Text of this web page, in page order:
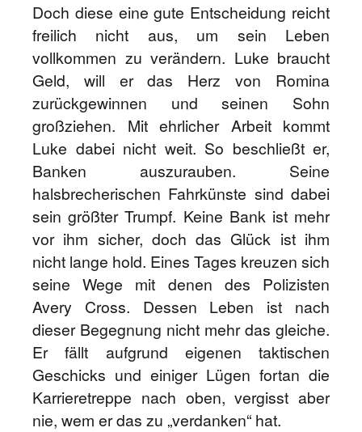
Doch diese eine gute Entscheidung reicht
freilich nicht aus, um sein Leben
vollkommen zu verändern. Luke braucht
Geld, will er das Herz von Romina
zurückgewinnen und seinen Sohn
großziehen. Mit ehrlicher Arbeit kommt
Luke dabei nicht weit. So beschließt er,
Banken auszurauben. Seine
halsbrecherischen Fahrkünste sind dabei
sein größter Trumpf. Keine Bank ist mehr
vor ihm sicher, doch das Glück ist ihm
nicht lange hold. Eines Tages kreuzen sich
seine Wege mit denen des Polizisten
Avery Cross. Dessen Leben ist nach
dieser Begegnung nicht mehr das gleiche.
Er fällt aufgrund eigenen taktischen
Geschicks und einiger Lügen fortan die
Karrieretreppe nach oben, vergisst aber
nie, wem er das zu „verdanken“ hat.